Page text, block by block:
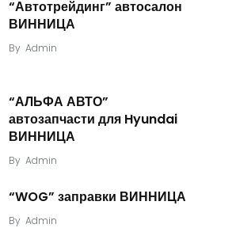
“Автотрейдинг” автосалон
ВИННИЦА
By Admin
“АЛЬФА АВТО”
автозапчасти для Hyundai
ВИННИЦА
By Admin
“WOG” заправки ВИННИЦА
By Admin